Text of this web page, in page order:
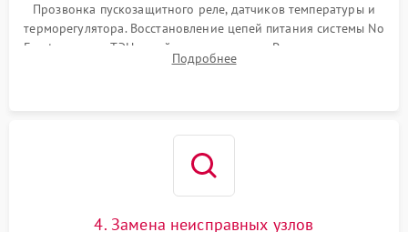
Прозвонка пускозащитного реле, датчиков температуры и
терморегулятора. Восстановление цепей питания системы No
Frost, включая ТЭН оттайки и вентилятор. Ремонт или замена
платы управления при сбоях алгоритмов.
Подробнее
4. Замена неисправных узлов